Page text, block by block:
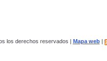
los derechos reservados | Mapa web|